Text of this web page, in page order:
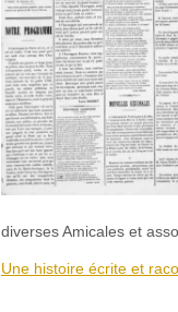
diverses Amicales et
Une histoire écrite et